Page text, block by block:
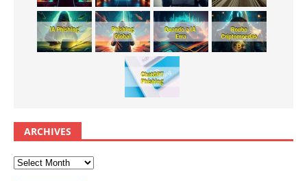
ARCHIVES